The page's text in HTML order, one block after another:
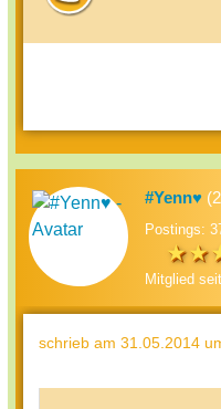
#Yenn♥
Postings:
Mitglied
schrieb am 31.05.2014